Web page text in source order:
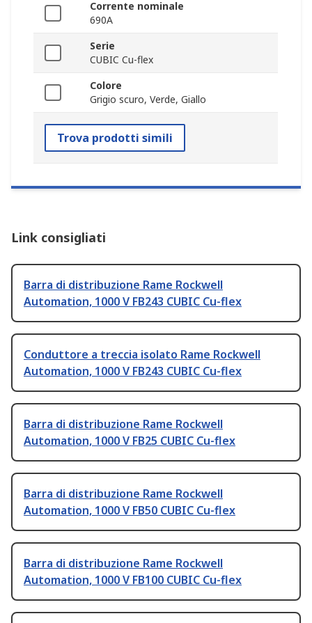
Corrente nominale
690A
Serie
CUBIC Cu-flex
Colore
Grigio scuro, Verde, Giallo
Trova prodotti simili
Link consigliati
Barra di distribuzione Rame Rockwell
Automation, 1000 V FB243 CUBIC Cu-flex
Conduttore a treccia isolato Rame Rockwell
Automation, 1000 V FB243 CUBIC Cu-flex
Barra di distribuzione Rame Rockwell
Automation, 1000 V FB25 CUBIC Cu-flex
Barra di distribuzione Rame Rockwell
Automation, 1000 V FB50 CUBIC Cu-flex
Barra di distribuzione Rame Rockwell
Automation, 1000 V FB100 CUBIC Cu-flex